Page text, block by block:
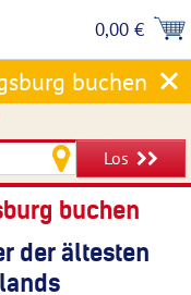
0,00 €
buchen
Los
buchen
der ältesten